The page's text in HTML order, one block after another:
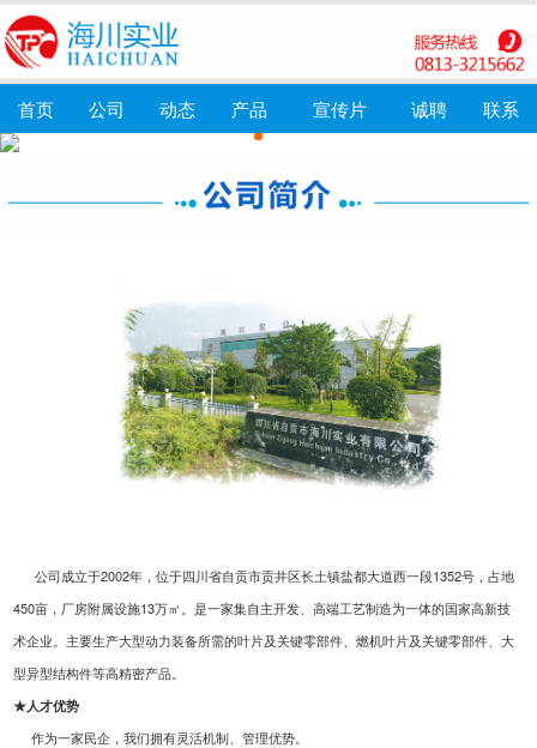
首页 公司 动态 产品 宣传片 诚聘 联系
公司成立于2002年，位于四川省自贡市贡井区长土镇盐都大道西一段1352号，占地
450亩，厂房附属设施13万㎡。是一家集自主开发、高端工艺制造为一体的国家高新技
术企业。主要生产大型动力装备所需的叶片及关键零部件、燃机叶片及关键零部件、大
型异型结构件等高精密产品。
★人才优势
作为一家民企，我们拥有灵活机制、管理优势。